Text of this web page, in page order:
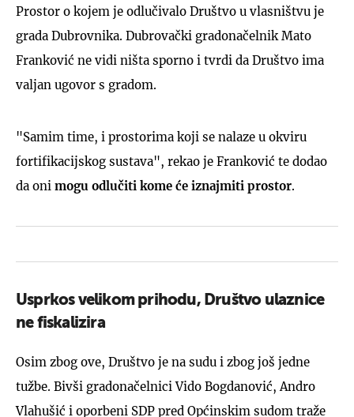
Prostor o kojem je odlučivalo Društvo u vlasništvu je
grada Dubrovnika. Dubrovački gradonačelnik Mato
Franković ne vidi ništa sporno i tvrdi da Društvo ima
valjan ugovor s gradom.
"Samim time, i prostorima koji se nalaze u okviru
fortifikacijskog sustava", rekao je Franković te dodao
da oni mogu odlučiti kome će iznajmiti prostor.
Usprkos velikom prihodu, Društvo ulaznice
ne fiskalizira
Osim zbog ove, Društvo je na sudu i zbog još jedne
tužbe. Bivši gradonačelnici Vido Bogdanović, Andro
Vlahušić i oporbeni SDP pred Općinskim sudom traže